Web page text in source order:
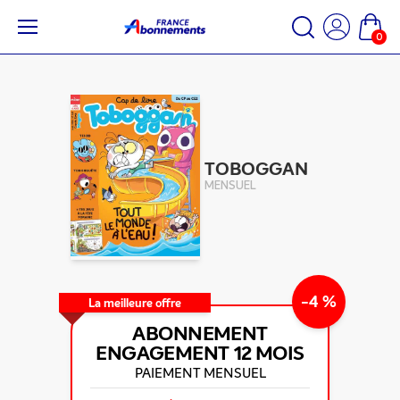
0
TOBOGGAN
MENSUEL
La meilleure offre -4 %
ABONNEMENT
ENGAGEMENT12 MOIS
PAIEMENT MENSUEL